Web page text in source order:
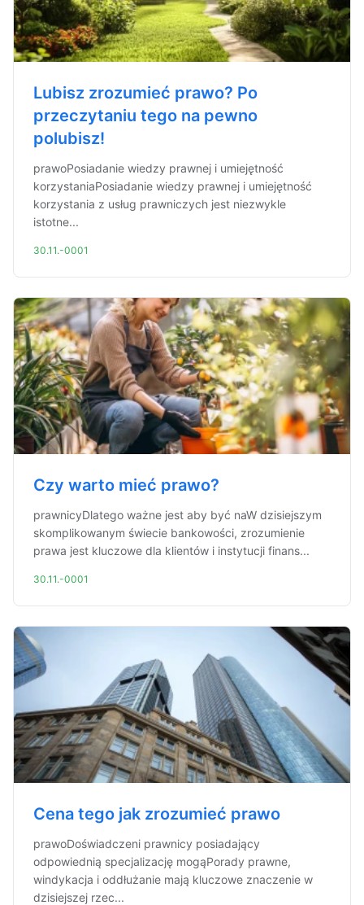
Lubisz zrozumieć prawo? Po
przeczytaniu tego na pewno
polubisz!
prawoPosiadanie wiedzy prawnej i umiejętność
korzystaniaPosiadanie wiedzy prawnej i umiejętność
korzystania z usług prawniczych jest niezwykle
istotne...
30.11.-0001
Czy warto mieć prawo?
prawnicyDlatego ważne jest aby być naW dzisiejszym
skomplikowanym świecie bankowości, zrozumienie
prawa jest kluczowe dla klientów i instytucji finans...
30.11.-0001
Cena tego jak zrozumieć prawo
prawoDoświadczeni prawnicy posiadający
odpowiednią specjalizację mogąPorady prawne,
windykacja i oddłużanie mają kluczowe znaczenie w
dzisiejszej rzec...